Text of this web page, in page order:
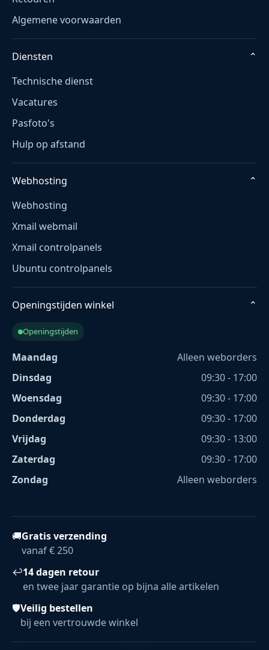
Algemene voorwaarden
Diensten
⌄
Technische dienst
Vacatures
Pasfoto's
Hulp op afstand
Webhosting
⌄
Webhosting
Xmail webmail
Xmail controlpanels
Ubuntu controlpanels
Openingstijden winkel ⌄
Openingstijden
Maandag
Alleen weborders
Dinsdag
09:30 - 17:00
Woensdag
09:30 - 17:00
Donderdag
09:30 - 17:00
Vrijdag
09:30 - 13:00
Zaterdag
09:30 - 17:00
Zondag
Alleen weborders
🚚Gratis verzending
vanaf € 250
↩14 dagen retour
en twee jaar garantie op bijna alle artikelen
🛡Veilig bestellen
bij een vertrouwde winkel